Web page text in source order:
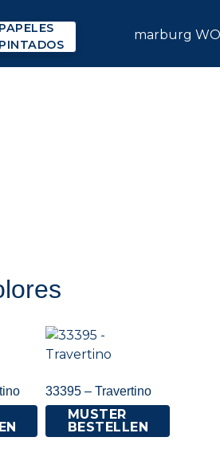
PAPELES
PINTADOS
marburg
33395 – Travertino